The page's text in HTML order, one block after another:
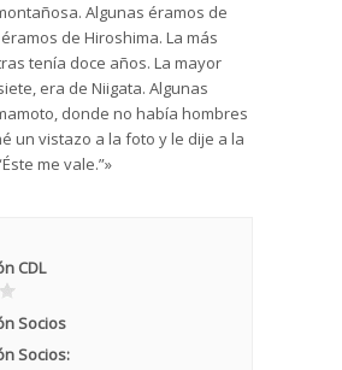
Algunas éramos de
de Hiroshima. La más
tenía doce años. La mayor
era de Niigata. Algunas
donde no había hombres
un vistazo a la foto y le dije a la
me vale.”»
CDL
Socios
Socios: